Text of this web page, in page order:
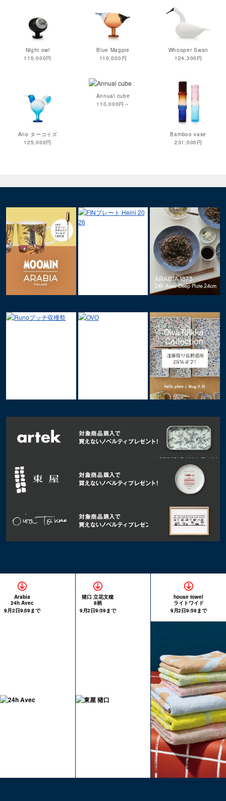
Night owl
110,000円
Blue Magpie
110,000円
Whooper Swan
124,300円
Ano ターコイズ
125,000円
Annual cube
110,000円～
Bamboo vase
231,000円
Arabia
24h Avec
9月2日9:59まで
猪口 立花文穂
8柄
9月2日9:59まで
house towel
ライトワイド
9月2日9:59まで